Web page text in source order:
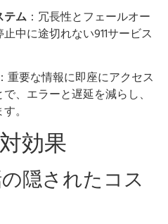
テム ：冗長性とフェールオー
中に途切れない911サービス
：重要な情報に即座にアクセス
、エラーと遅延を減らし、
。
効果
隠されたコス